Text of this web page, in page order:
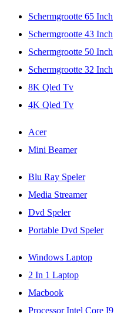
Schermgrootte 65 Inch
Schermgrootte 43 Inch
Schermgrootte 50 Inch
Schermgrootte 32 Inch
8K Qled Tv
4K Qled Tv
Acer
Mini Beamer
Blu Ray Speler
Media Streamer
Dvd Speler
Portable Dvd Speler
Windows Laptop
2 In 1 Laptop
Macbook
Processor Intel Core I9